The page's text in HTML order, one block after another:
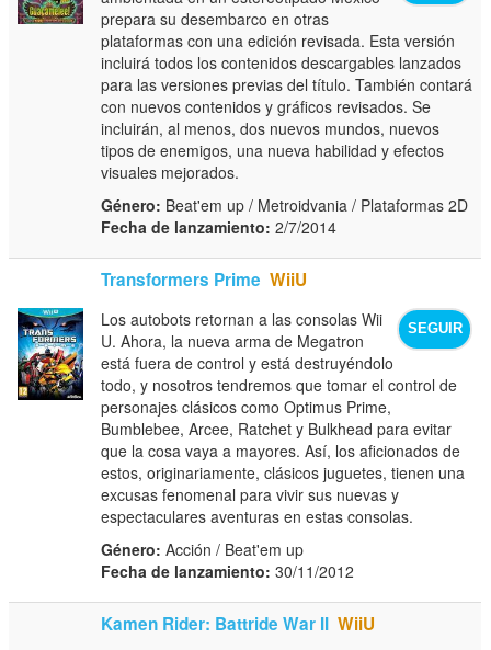
prepara su desembarco en otras
plataformas con una edición revisada. Esta versión
incluirá todos los contenidos descargables lanzados
para las versiones previas del título. También contará
con nuevos contenidos y gráficos revisados. Se
incluirán, al menos, dos nuevos mundos, nuevos
tipos de enemigos, una nueva habilidad y efectos
visuales mejorados.
Género: Beat'em up / Metroidvania / Plataformas 2D
Fecha de lanzamiento: 2/7/2014
Transformers Prime WiiU
SEGUIR
Los autobots retornan a las consolas Wii
U. Ahora, la nueva arma de Megatron
está fuera de control y está destruyéndolo
todo, y nosotros tendremos que tomar el control de
personajes clásicos como Optimus Prime,
Bumblebee, Arcee, Ratchet y Bulkhead para evitar
que la cosa vaya a mayores. Así, los aficionados de
estos, originariamente, clásicos juguetes, tienen una
excusas fenomenal para vivir sus nuevas y
espectaculares aventuras en estas consolas.
Género: Acción / Beat'em up
Fecha de lanzamiento: 30/11/2012
Kamen Rider: Battride War II WiiU